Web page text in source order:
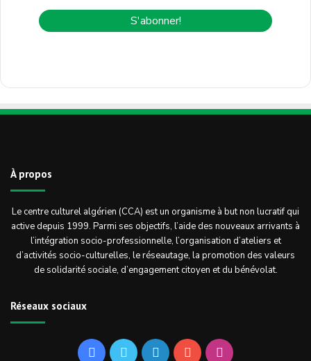
À propos
Le centre culturel algérien (CCA) est un organisme à but non lucratif qui
active depuis 1999. Parmi ses objectifs, l’aide des nouveaux arrivants à
l’intégration socio-professionnelle, l’organisation d’ateliers et
d’activités socio-culturelles, le réseautage, la promotion des valeurs
de solidarité sociale, d’engagement citoyen et du bénévolat.
Réseaux sociaux
FacebookTwitterLinkedinYouTubeInstagram